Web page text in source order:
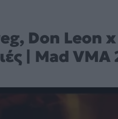
Don Leon
| Mad